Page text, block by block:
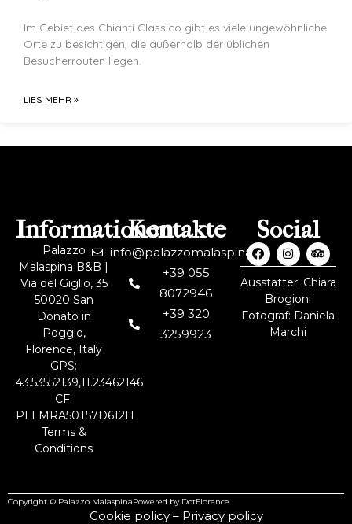
Im Gebiet des Chianti Classico gibt es viele ungewöhnliche
Orte zu besichtigen, die außerhalb der üblichen
Besucherrouten liegen.
LIES MEHR »
Informationen
Palazzo
Malaspina B&B |
Via del Giglio, 35
50020 San
Donato in
Poggio,
Florence, Italy
GPS:
43.53552139,11.23462146
CF:
PLLMRA50T57D612H
Terms &
Conditions
Kontakte
info@palazzomalaspina.it
+39 055
8072946
+39 320
3259923
Social
Ausstatter: Chiara
Brogioni
Fotograf: Daniela
Marchi
Copyright © Palazzo MalaspinaPowered by DotFlorence
Cookie policy– Privacy policy